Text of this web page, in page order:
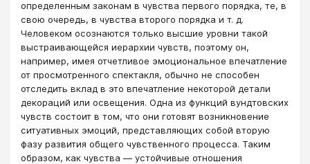
определенным законам в чувства первого порядка, те, в
свою очередь, в чувства второго порядка и т. д.
Человеком осознаются только высшие уровни такой
выстраивающейся иерархии чувств, поэтому он,
например, имея отчетливое эмоциональное впечатление
от просмотренного спектакля, обычно не способен
отследить вклад в это впечатление некоторой детали
декораций или освещения. Одна из функций вундтовских
чувств состоит в том, что они готовят возникновение
ситуативных эмоций, представляющих собой вторую
фазу развития общего чувственного процесса. Таким
образом, как чувства — устойчивые отношения